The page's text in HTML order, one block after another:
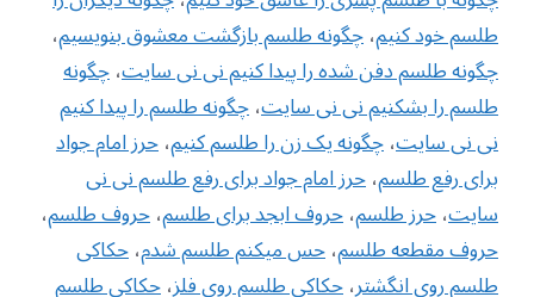
طلسم خود کنیم،چگونه طلسم بازگشت معشوق بنویسیم،
چگونه طلسم دفن شده را پیدا کنیم نی نی سایت،چگونه
طلسم را بشکنیم نی نی سایت،چگونه طلسم را پیدا کنیم
نی نی سایت،چگونه یک زن را طلسم کنیم،حرز امام جواد
برای رفع طلسم،حرز امام جواد برای رفع طلسم نی نی
سایت،حرز طلسم،حروف ابجد برای طلسم،حروف طلسم،
حروف مقطعه طلسم،حس میکنم طلسم شدم،حکاکی
طلسم روی انگشتر،حکاکی طلسم روی فلز،حکاکی طلسم